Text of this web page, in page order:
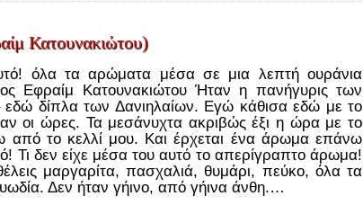
Κατουνακιώτου)
όλα τα αρώματα μέσα σε μια λεπτή ουράνια
Εφραίμ Κατουνακιώτου Ήταν η πανήγυρις των
εδώ δίπλα των Δανιηλαίων. Εγώ κάθισα εδώ με το
οι ώρες. Τα μεσάνυχτα ακριβώς έξι η ώρα με το
από το κελλί μου. Και έρχεται ένα άρωμα επάνω
δεν είχε μέσα του αυτό το απερίγραπτο άρωμα!
μαργαρίτα, πασχαλιά, θυμάρι, πεύκο, όλα τα
Δεν ήταν γήινο, από γήινα άνθη.…